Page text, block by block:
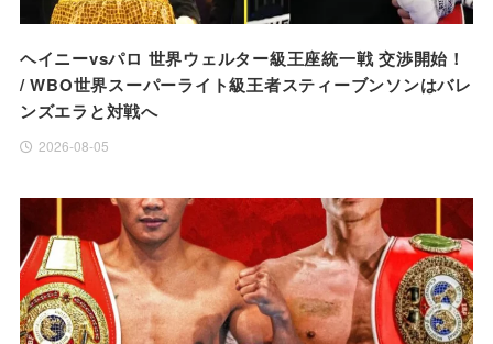
ヘイニーvsパロ 世界ウェルター級王座統一戦 交渉開始！
/ WBO世界スーパーライト級王者スティーブンソンはバレ
ンズエラと対戦へ
2026-08-05